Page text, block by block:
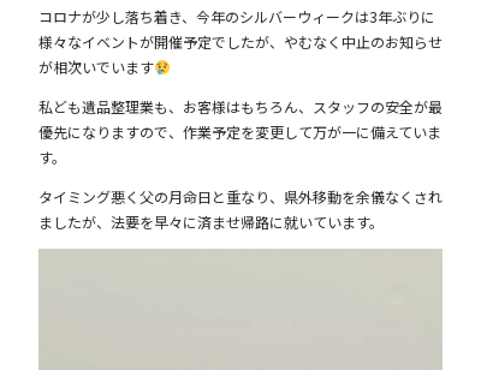
コロナが少し落ち着き、今年のシルバーウィークは3年ぶりに
様々なイベントが開催予定でしたが、やむなく中止のお知らせ
が相次いでいます
私ども遺品整理業も、お客様はもちろん、スタッフの安全が最
優先になりますので、作業予定を変更して万が一に備えていま
す。
タイミング悪く父の月命日と重なり、県外移動を余儀なくされ
ましたが、法要を早々に済ませ帰路に就いています。